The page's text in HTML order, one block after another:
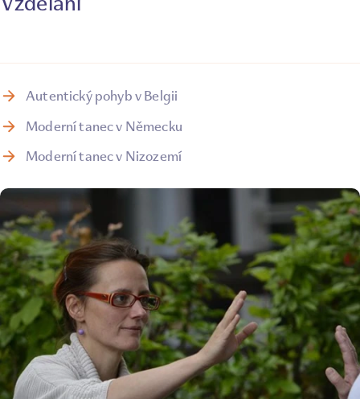
Autentický pohyb v Belgii
Moderní tanec v Německu
Moderní tanec v Nizozemí